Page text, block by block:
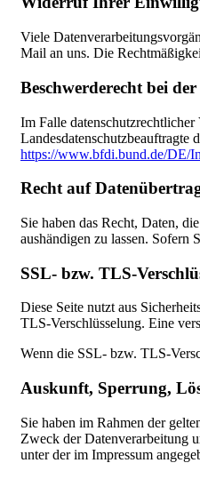
Viele
Mail an uns. Die
Beschwerderecht bei
Im Falle
Landesdatenschutzbeauftragte
https://www.bfdi.bund.de/DE/
Recht auf
Sie haben das Recht, Daten,
aushändigen zu lassen. Sofern
SSL- bzw. TLS-
Diese Seite nutzt aus
TLS-Verschlüsselung. Eine
Wenn die SSL- bzw. TLS-
Auskunft, Sperrung,
Sie haben im Rahmen der
Zweck der Datenverarbeitung
unter der im Impressum